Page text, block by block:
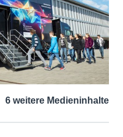
6 weitere Medieninhalte